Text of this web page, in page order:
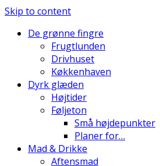
Skip to content
De grønne fingre
Frugtlunden
Drivhuset
Køkkenhaven
Dyrk glæden
Højtider
Føljeton
Små højdepunkter
Planer for…
Mad & Drikke
Aftensmad